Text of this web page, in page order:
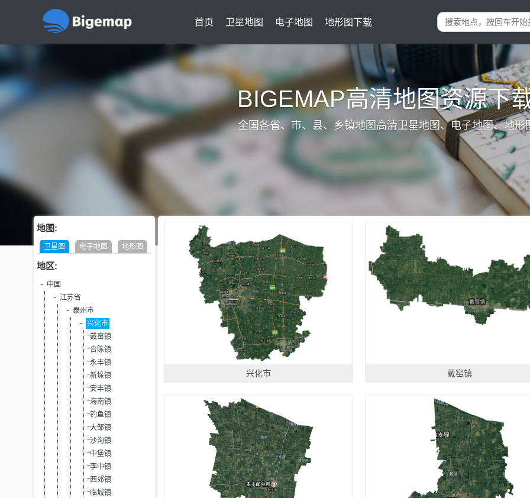
首页 卫星地图 电子地图 地形图下载
BIGEMAP高清地图资源下
全国各省、市、县、乡镇地图高清卫星地图、电子地图、地形
地图:
卫星图 电子地图 地形图
地区:
中国
江苏省
泰州市
兴化市
戴窑镇
合陈镇
永丰镇
新垛镇
安丰镇
海南镇
钓鱼镇
大邹镇
沙沟镇
中堡镇
李中镇
西郊镇
临城镇
兴化市 戴窑镇